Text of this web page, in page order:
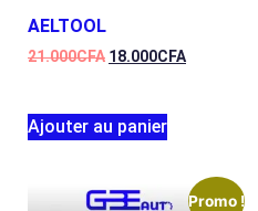
AELTOOL
21.000CFA 18.000CFA
Ajouter au panier
Promo !